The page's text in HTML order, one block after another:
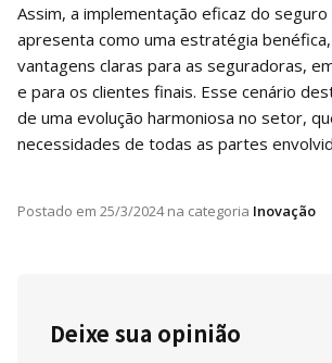
Assim, a implementação eficaz do
apresenta como uma estratégia
vantagens claras para as seguradoras,
e para os clientes finais. Esse cenário
de uma evolução harmoniosa no setor,
necessidades de todas as partes
Postado em 25/3/2024na categoria Inovação
Deixe sua opinião